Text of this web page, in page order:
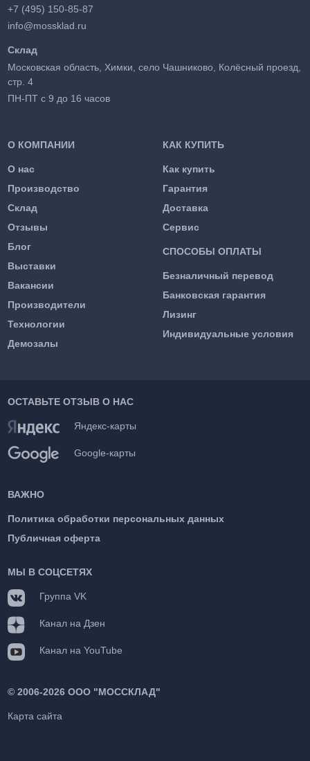
О КОМПАНИИ
О нас
Производство
Склад
Отзывы
Блог
Выставки
Вакансии
Производители
Технологии
Демозалы
КАК КУПИТЬ
Как купить
Гарантия
Доставка
Сервис
СПОСОБЫ ОПЛАТЫ
Безналичный перевод
Банковская гарантия
Лизинг
Индивидуальные условия
+7 (495) 150-85-87
info@mossklad.ru
Склад
Московская область, Химки, село Чашниково, Колёсный проезд,
стр. 4
ПН-ПТ с 9 до 16 часов
ОСТАВЬТЕ ОТЗЫВ О НАС
Яндекс-карты
Google-карты
ВАЖНО
Политика обработки персональных данных
Публичная оферта
МЫ В СОЦСЕТЯХ
Группа VK
Канал на Дзен
Канал на YouTube
©2006-2026 ООО "МОССКЛАД"
Карта сайта